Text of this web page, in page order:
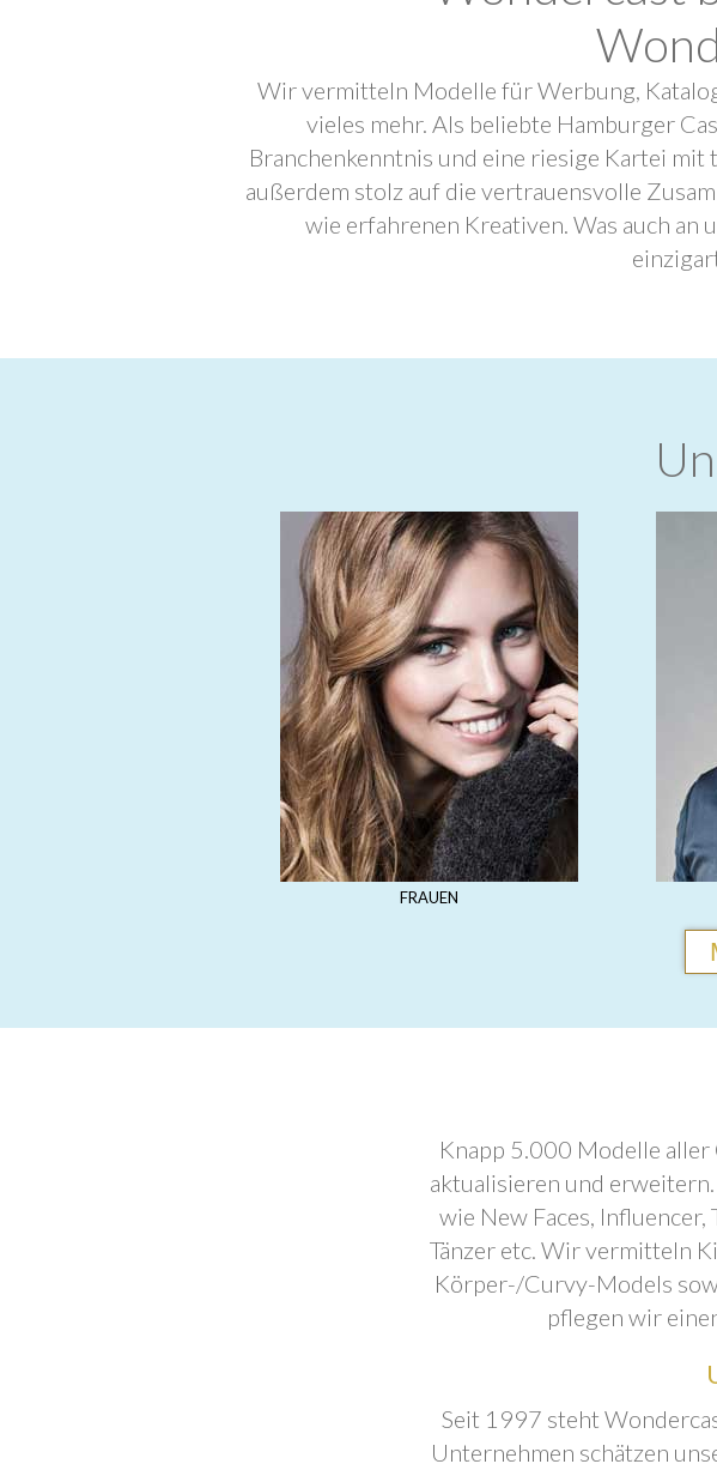
Wir vermitteln Modelle für Werbung,
vieles mehr. Als beliebte Hamburger
Branchenkenntnis und eine riesige Kartei
außerdem stolz auf die vertrauensvolle
wie erfahrenen Kreativen. Was auch
FRAUEN
Knapp 5.000 Modelle
aktualisieren und
wie New Faces,
Tänzer etc. Wir vermitteln
Körper-/Curvy-Models
pflegen wir
Seit 1997 steht
Unternehmen schätzen